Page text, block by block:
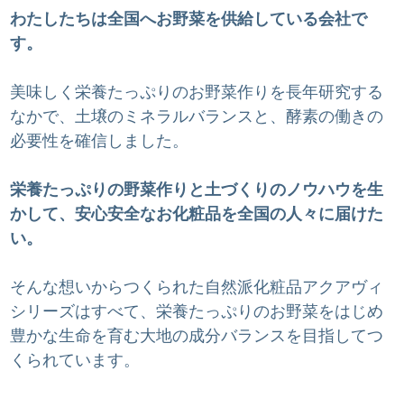
わたしたちは全国へお野菜を供給している会社で
す。
美味しく栄養たっぷりのお野菜作りを長年研究する
なかで、土壌のミネラルバランスと、酵素の働きの
必要性を確信しました。
栄養たっぷりの野菜作りと土づくりのノウハウを生
かして、安心安全なお化粧品を全国の人々に届けた
い。
そんな想いからつくられた自然派化粧品アクアヴィ
シリーズはすべて、栄養たっぷりのお野菜をはじめ
豊かな生命を育む大地の成分バランスを目指してつ
くられています。